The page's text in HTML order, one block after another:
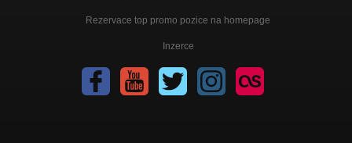
Rezervace top promo pozice na homepage
Inzerce